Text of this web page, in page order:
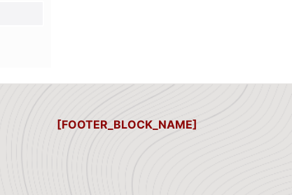
[FOOTER_BLOCK_NAME]